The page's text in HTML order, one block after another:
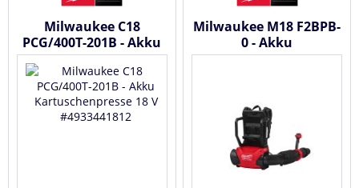
Milwaukee C18
PCG/400T-201B - Akku
Kartuschenpresse 18 V
#4933441812
Milwaukee M18 F2BPB-
0 - Akku
Rucksackgebläse 18 V